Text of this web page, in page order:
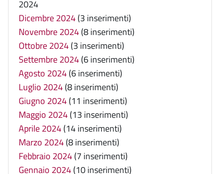
2024
Dicembre 2024(3 inserimenti)
Novembre 2024(8 inserimenti)
Ottobre 2024(3 inserimenti)
Settembre 2024(6 inserimenti)
Agosto 2024(6 inserimenti)
Luglio 2024(8 inserimenti)
Giugno 2024(11 inserimenti)
Maggio 2024(13 inserimenti)
Aprile 2024(14 inserimenti)
Marzo 2024(8 inserimenti)
Febbraio 2024(7 inserimenti)
Gennaio 2024(10 inserimenti)